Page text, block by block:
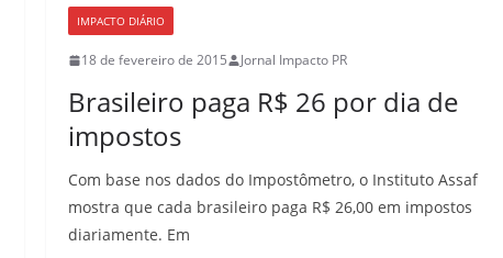
IMPACTO DIÁRIO
18 de fevereiro de 2015 Jornal Impacto PR
Brasileiro paga R$ 26 por dia de
impostos
Com base nos dados do Impostômetro, o Instituto Assaf
mostra que cada brasileiro paga R$ 26,00 em impostos
diariamente. Em